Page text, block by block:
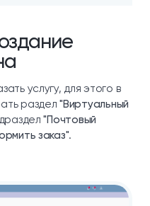
услугу, для этого в
раздел"Виртуальный
"Почтовый
заказ".